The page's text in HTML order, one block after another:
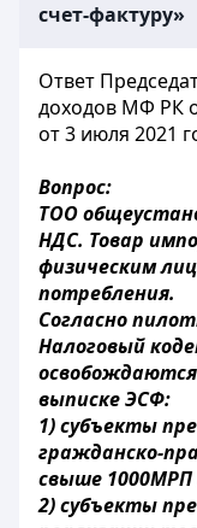
счет-фактуру»
Ответ
доходов МФ РК
от 3 июля 2021
Вопрос:
ТОО
НДС. Товар
физическим
потребления.
Согласно
Налоговый
выписке ЭСФ:
1) субъекты
гражданско-
свыше 1000МРП
2) субъекты